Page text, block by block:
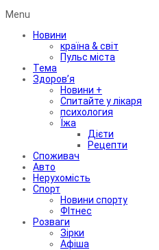
Menu
Новини
країна & світ
Пульс міста
Тема
Здоров’я
Новини +
Спитайте у лікаря
психология
Їжа
Дієти
Рецепти
Споживач
Авто
Нерухомість
Спорт
Новини спорту
ФІтнес
Розваги
Зірки
Афіша